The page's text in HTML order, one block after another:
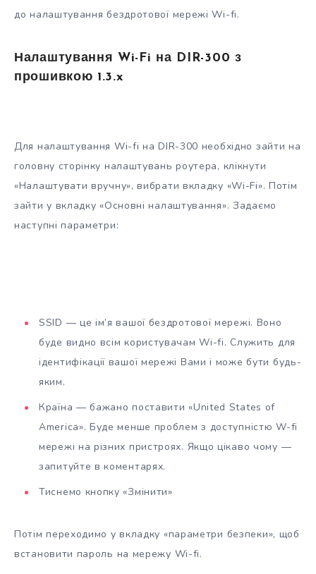
до налаштування бездротової мережі Wi-fi.
Налаштування Wi-Fi на DIR-300 з
прошивкою 1.3.x
Для налаштування Wi-fi на DIR-300 необхідно зайти на
головну сторінку налаштувань роутера, клікнути
«Налаштувати вручну», вибрати вкладку «Wi-Fi». Потім
зайти у вкладку «Основні налаштування». Задаємо
наступні параметри:
SSID — це ім’я вашої бездротової мережі. Воно
буде видно всім користувачам Wi-fi. Служить для
ідентифікації вашої мережі Вами і може бути будь-
яким.
Країна — бажано поставити «United States of
America». Буде менше проблем з доступністю W-fi
мережі на різних пристроях. Якщо цікаво чому —
запитуйте в коментарях.
Тиснемо кнопку «Змінити»
Потім переходимо у вкладку «параметри безпеки», щоб
встановити пароль на мережу Wi-fi.